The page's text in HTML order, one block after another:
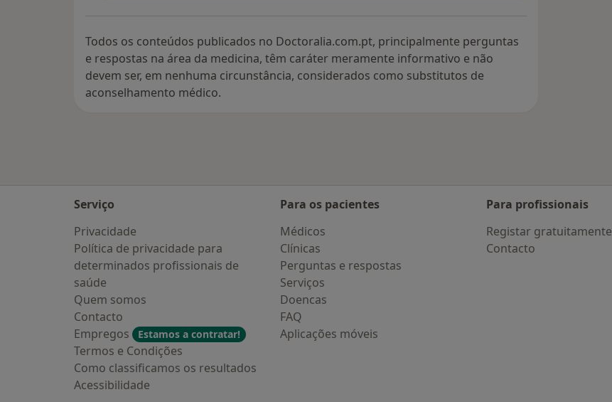
Todos os conteúdos publicados no Doctoralia.com.pt, principalmente perguntas
e respostas na área da medicina, têm caráter meramente informativo e não
devem ser, em nenhuma circunstância, considerados como substitutos de
aconselhamento médico.
Serviço
Privacidade
Política de privacidade para
determinados profissionais de
saúde
Quem somos
Contacto
Empregos
Estamos a contratar!
Termos e Condições
Como classificamos os resultados
Acessibilidade
Para os pacientes
Médicos
Clínicas
Perguntas e respostas
Serviços
Doencas
FAQ
Aplicações móveis
Para profissionais
Registar gratuitamente
Contacto